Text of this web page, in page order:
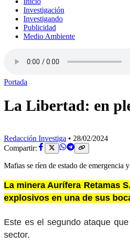
Investigación
Investigando
Publicidad
Medio Ambiente
Portada
La Libertad: en
Redacción Investiga • 28/02/2024
Compartir:
Mafias se ríen de estado de emergencia
La minera Aurífera Retamas
explosivos en una de sus
Este es el segundo ataque
sector.